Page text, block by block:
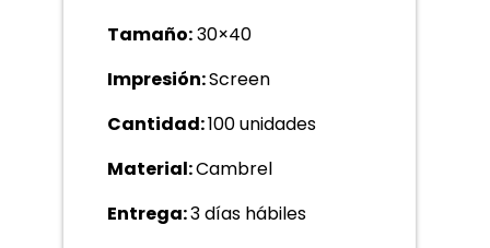
Tamaño:30×40
Impresión:Screen
Cantidad:100 unidades
Material:Cambrel
Entrega:3 días hábiles